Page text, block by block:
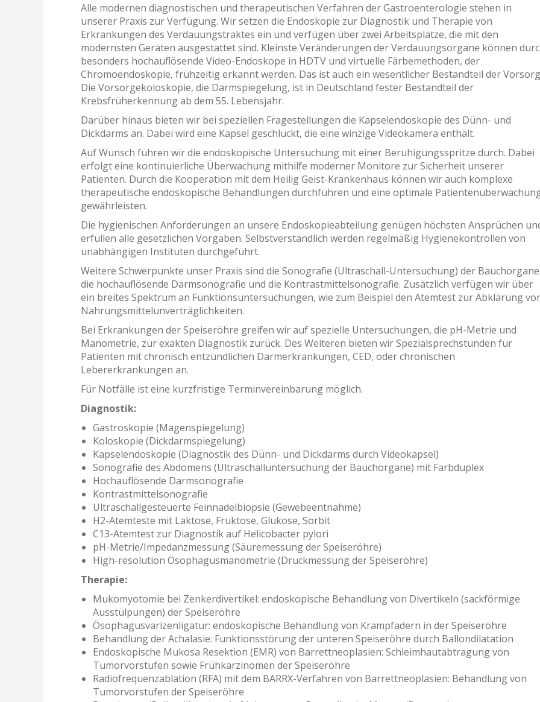
Alle modernen diagnostischen und therapeutischen Verfahren der Gastroenterologie stehen in
unserer Praxis zur Verfügung. Wir setzen die Endoskopie zur Diagnostik und Therapie von
Erkrankungen des Verdauungstraktes ein und verfügen über zwei Arbeitsplätze, die mit den
modernsten Geräten ausgestattet sind. Kleinste Veränderungen der Verdauungsorgane können
besonders hochauflösende Video-Endoskope in HDTV und virtuelle Färbemethoden, der
Chromoendoskopie, frühzeitig erkannt werden. Das ist auch ein wesentlicher Bestandteil der
Die Vorsorgekoloskopie, die Darmspiegelung, ist in Deutschland fester Bestandteil der
Krebsfrüherkennung ab dem 55. Lebensjahr.
Darüber hinaus bieten wir bei speziellen Fragestellungen die Kapselendoskopie des Dünn- und
Dickdarms an. Dabei wird eine Kapsel geschluckt, die eine winzige Videokamera enthält.
Auf Wunsch führen wir die endoskopische Untersuchung mit einer Beruhigungsspritze durch. Dabei
erfolgt eine kontinuierliche Überwachung mithilfe moderner Monitore zur Sicherheit unserer
Patienten. Durch die Kooperation mit dem Heilig Geist-Krankenhaus können wir auch komplexe
therapeutische endoskopische Behandlungen durchführen und eine optimale
gewährleisten.
Die hygienischen Anforderungen an unsere Endoskopieabteilung genügen höchsten Ansprüchen
erfüllen alle gesetzlichen Vorgaben. Selbstverständlich werden regelmäßig Hygienekontrollen von
unabhängigen Instituten durchgeführt.
Weitere Schwerpunkte unser Praxis sind die Sonografie (Ultraschall-Untersuchung) der
die hochauflösende Darmsonografie und die Kontrastmittelsonografie. Zusätzlich verfügen wir über
ein breites Spektrum an Funktionsuntersuchungen, wie zum Beispiel den Atemtest zur Abklärung
Nahrungsmittelunverträglichkeiten.
Bei Erkrankungen der Speiseröhre greifen wir auf spezielle Untersuchungen, die pH-Metrie und
Manometrie, zur exakten Diagnostik zurück. Des Weiteren bieten wir Spezialsprechstunden für
Patienten mit chronisch entzündlichen Darmerkrankungen, CED, oder chronischen
Lebererkrankungen an.
Für Notfälle ist eine kurzfristige Terminvereinbarung möglich.
Diagnostik:
Gastroskopie (Magenspiegelung)
Koloskopie (Dickdarmspiegelung)
Kapselendoskopie (Diagnostik des Dünn- und Dickdarms durch Videokapsel)
Sonografie des Abdomens (Ultraschalluntersuchung der Bauchorgane) mit Farbduplex
Hochauflösende Darmsonografie
Kontrastmittelsonografie
Ultraschallgesteuerte Feinnadelbiopsie (Gewebeentnahme)
H2-Atemteste mit Laktose, Fruktose, Glukose, Sorbit
C13-Atemtest zur Diagnostik auf Helicobacter pylori
pH-Metrie/Impedanzmessung (Säuremessung der Speiseröhre)
High-resolution Ösophagusmanometrie (Druckmessung der Speiseröhre)
Therapie:
Mukomyotomie bei Zenkerdivertikel: endoskopische Behandlung von Divertikeln (sackförmige
Ausstülpungen) der Speiseröhre
Ösophagusvarizenligatur: endoskopische Behandlung von Krampfadern in der Speiseröhre
Behandlung der Achalasie: Funktionsstörung der unteren Speiseröhre durch Ballondilatation
Endoskopische Mukosa Resektion (EMR) von Barrettneoplasien: Schleimhautabtragung von
Tumorvorstufen sowie Frühkarzinomen der Speiseröhre
Radiofrequenzablation (RFA) mit dem BARRX-Verfahren von Barrettneoplasien: Behandlung von
Tumorvorstufen der Speiseröhre